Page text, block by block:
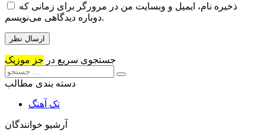
ذخیره نام، ایمیل و وبسایت من در مرورگر برای زمانی که
دوباره دیدگاهی می‌نویسم.
جستجوی سریع در جز موزیک
دسته بندی مطالب
تک آهنگ
آرشیو خوانندگان